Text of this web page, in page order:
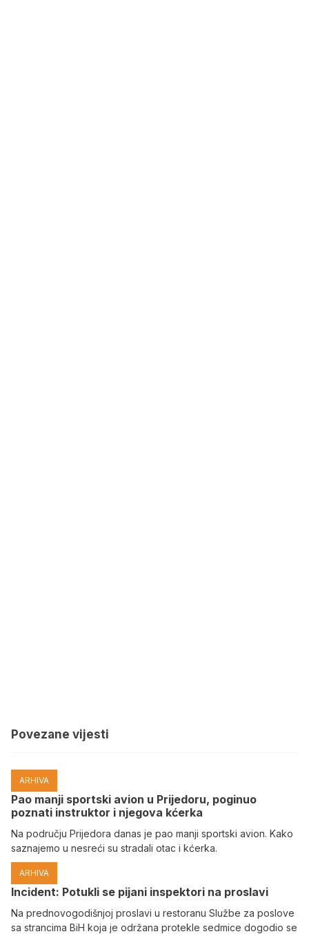
Povezane vijesti
ARHIVA
Pao manji sportski avion u Prijedoru, poginuo
poznati instruktor i njegova kćerka
Na području Prijedora danas je pao manji sportski avion. Kako
saznajemo u nesreći su stradali otac i kćerka.
ARHIVA
Incident: Potukli se pijani inspektori na proslavi
Na prednovogodišnjoj proslavi u restoranu Službe za poslove
sa strancima BiH koja je održana protekle sedmice dogodio se